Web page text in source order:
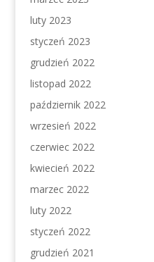
luty 2023
styczeń 2023
grudzień 2022
listopad 2022
październik 2022
wrzesień 2022
czerwiec 2022
kwiecień 2022
marzec 2022
luty 2022
styczeń 2022
grudzień 2021